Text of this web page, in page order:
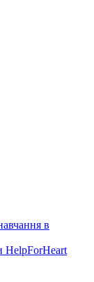
в
HelpForHeart